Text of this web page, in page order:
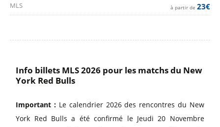
MLS à partir de 23€
Info billets MLS 2026 pour les matchs du New
York Red Bulls
Important : Le calendrier 2026 des rencontres du New
York Red Bulls a été confirmé le Jeudi 20 Novembre